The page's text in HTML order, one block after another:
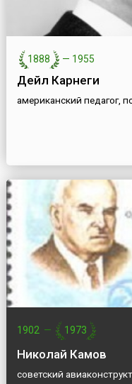
1888 — 1955
Дейл Карнеги
американский педагог,
1902 — 1973
Николай Камов
советский